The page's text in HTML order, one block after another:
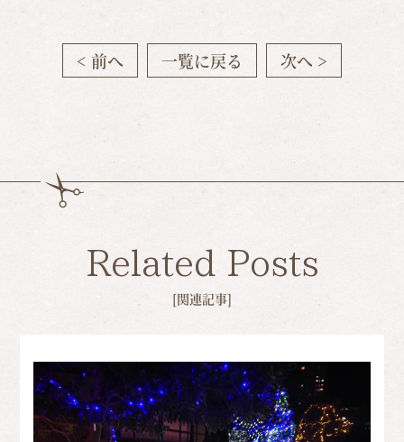
< 前へ 一覧に戻る 次へ >
Related Posts
[関連記事]